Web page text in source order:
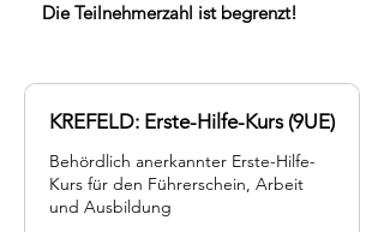
Die Teilnehmerzahl ist begrenzt!
KREFELD: Erste-Hilfe-Kurs (9UE)
Behördlich anerkannter Erste-Hilfe-
Kurs für den Führerschein, Arbeit
und Ausbildung